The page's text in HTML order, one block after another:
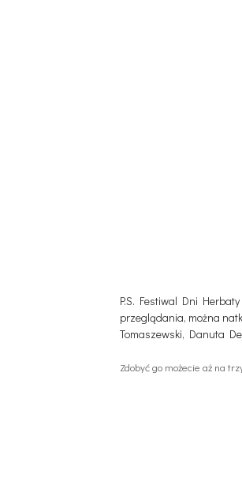
P.S. Festiwal Dni
przeglądania, można
Tomaszewski, Danuta
Zdobyć go możecie aż na